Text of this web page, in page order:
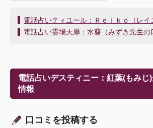
投
稿
ー
シ
ョ
電話占いティユール：Ｒｅｉｋｏ（レイ
電話占い霊場天扉：水葵（みずき先生の
電話占いデスティニー：紅葉(もみじ
情報
口コミを投稿する